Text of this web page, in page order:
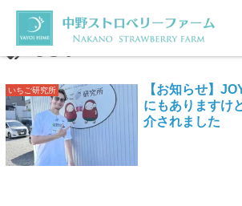
JOY
いちご研究所
【お知らせ】
にもありますけ
介されました